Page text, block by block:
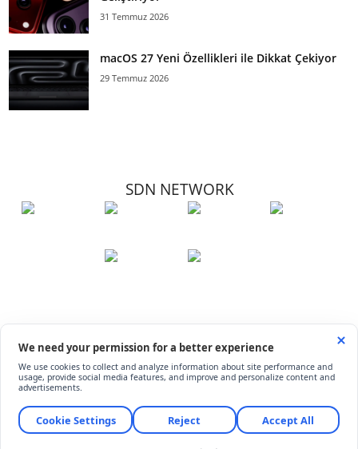
31 Temmuz 2026
macOS 27 Yeni Özellikleri ile Dikkat Çekiyor
29 Temmuz 2026
SDN NETWORK
© ShiftDelete.Net